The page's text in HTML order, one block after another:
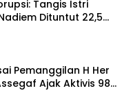
Tangis Istri
Dituntut 22,5
Pemanggilan H Her
Ajak Aktivis 98